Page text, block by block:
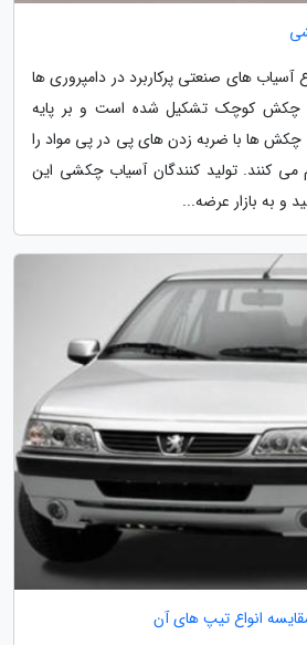
های صنعتی پرکاربرد در دامپروری ها
چکش کوچک تشکیل شده است و بر پایه
چکش ها با ضربه زدن های پی در پی مواد را
کنند. تولید کنندگان آسیاب چکشی این
و به بازار عرضه...